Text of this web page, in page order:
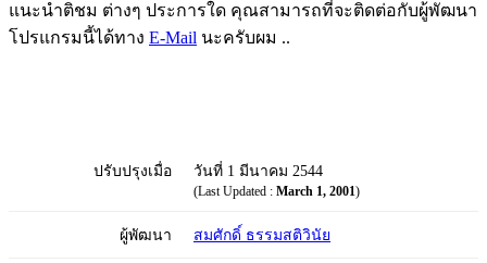
แนะนำติชม ต่างๆ ประการใด คุณสามารถที่จะติดต่อกับผู้พัฒนา
โปรแกรมนี้ได้ทาง E-Mail นะครับผม ..
ปรับปรุงเมื่อ วันที่ 1 มีนาคม 2544
(Last Updated : March 1, 2001)
ผู้พัฒนา สมศักดิ์ ธรรมสติวินัย